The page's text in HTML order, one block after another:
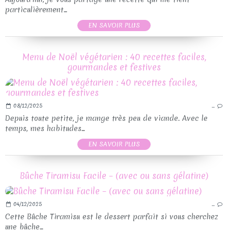
particulièrement...
EN SAVOIR PLUS
Menu de Noël végétarien : 40 recettes faciles,
gourmandes et festives
08/12/2025 …
Depuis toute petite, je mange très peu de viande. Avec le
temps, mes habitudes...
EN SAVOIR PLUS
Bûche Tiramisu Facile – (avec ou sans gélatine)
04/12/2025 …
Cette Bûche Tiramisu est le dessert parfait si vous cherchez
une bûche...